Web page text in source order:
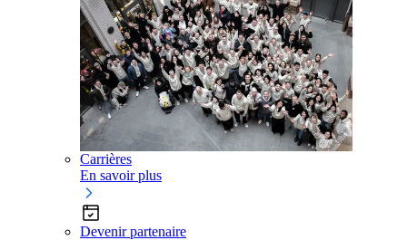
Carrières
En savoir plus
Devenir partenaire